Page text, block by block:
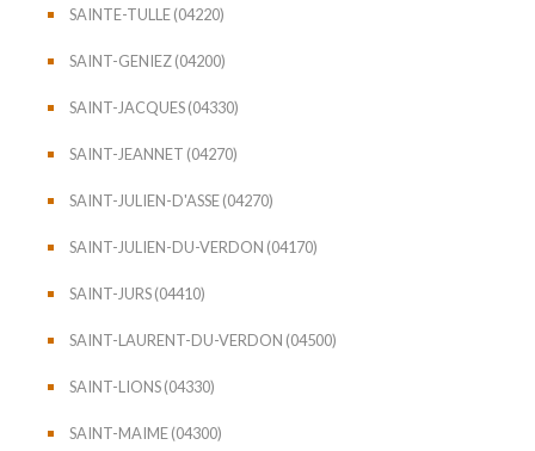
SAINTE-TULLE (04220)
SAINT-GENIEZ (04200)
SAINT-JACQUES (04330)
SAINT-JEANNET (04270)
SAINT-JULIEN-D'ASSE (04270)
SAINT-JULIEN-DU-VERDON (04170)
SAINT-JURS (04410)
SAINT-LAURENT-DU-VERDON (04500)
SAINT-LIONS (04330)
SAINT-MAIME (04300)